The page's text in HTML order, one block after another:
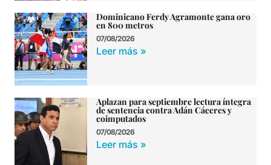
Dominicano Ferdy Agramonte gana oro
en 800 metros
07/08/2026
Leer más »
Aplazan para septiembre lectura íntegra
de sentencia contra Adán Cáceres y
coimputados
07/08/2026
Leer más »